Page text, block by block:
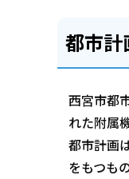
都市計
西宮市都
れた附属
都市計画
をもつも